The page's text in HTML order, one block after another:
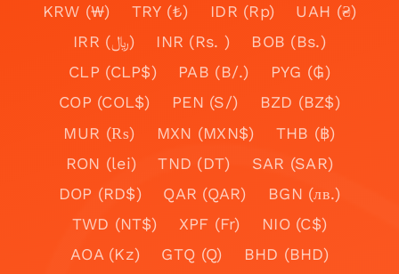
KRW (₩)
TRY (₺) IDR (Rp)
UAH (₴)
IRR (﷼)
INR (Rs. )
BOB (Bs.)
CLP (CLP$)
PAB (B/.)
PYG (₲)
COP (COL$)
PEN (S/)
BZD (BZ$)
MUR (₨)
MXN (MXN$)
THB (฿)
RON (lei)
TND (DT)
SAR (SAR)
DOP (RD$)
QAR (QAR)
BGN (лв.)
TWD (NT$)
XPF (Fr)
NIO (C$)
AOA (Kz)
GTQ (Q)
BHD (BHD)